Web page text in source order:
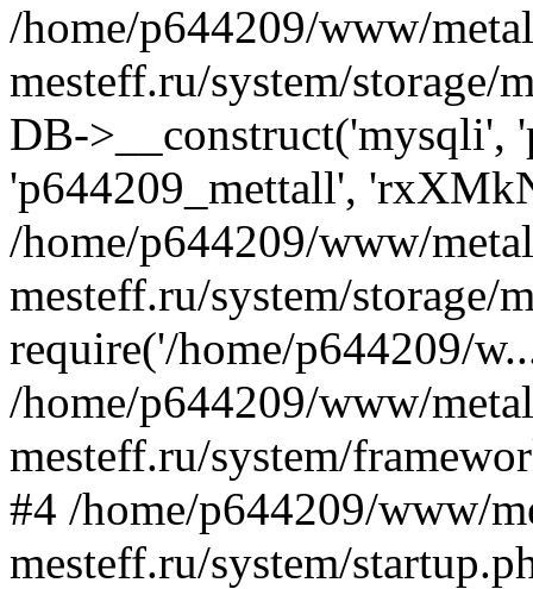
/home/p644209/www/
mesteff.ru/system/
DB->__construct('mysqli',
'p644209_mettall',
/home/p644209/www/
mesteff.ru/system/
require('/home/p644209/
/home/p644209/www/
mesteff.ru/system/
#4 /home/p644209/www/
mesteff.ru/system/